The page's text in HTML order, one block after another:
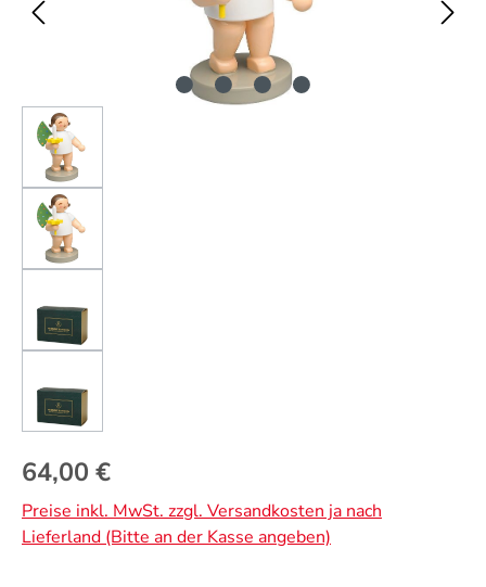
Regulärer Preis:
64,00 €
Preise inkl. MwSt. zzgl. Versandkosten ja nach
Lieferland (Bitte an der Kasse angeben)